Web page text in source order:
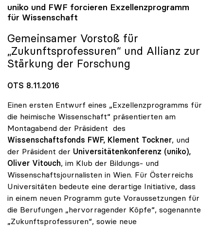
uniko und FWF forcieren Exzellenzprogramm
für Wissenschaft
Gemeinsamer Vorstoß für
„Zukunftsprofessuren“ und Allianz zur
Stärkung der Forschung
OTS 8.11.2016
Einen ersten Entwurf eines „Exzellenzprogramms für
die heimische Wissenschaft“ präsentierten am
Montagabend der Präsident des
Wissenschaftsfonds FWF, Klement Tockner, und
der Präsident der Universitätenkonferenz (uniko),
Oliver Vitouch, im Klub der Bildungs- und
Wissenschaftsjournalisten in Wien. Für Österreichs
Universitäten bedeute eine derartige Initiative, dass
in einem neuen Programm gute Voraussetzungen für
die Berufungen „hervorragender Köpfe“, sogenannte
„Zukunftsprofessuren“, sowie neue